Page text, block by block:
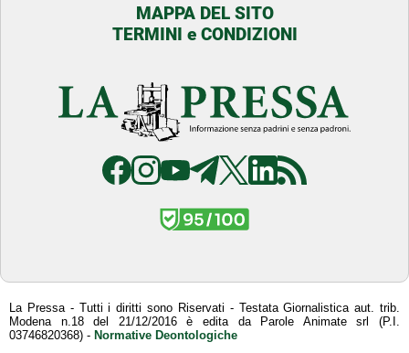
MAPPA DEL SITO
TERMINI e CONDIZIONI
La Pressa - Tutti i diritti sono Riservati - Testata Giornalistica aut. trib.
Modena n.18 del 21/12/2016 è edita da Parole Animate srl (P.I.
03746820368) - Normative Deontologiche